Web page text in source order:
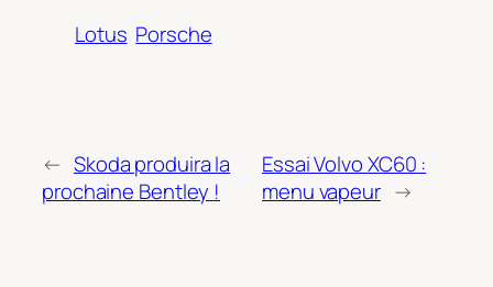
Lotus Porsche
← Skoda produira la
prochaine Bentley !
Essai Volvo XC60 :
menu vapeur →